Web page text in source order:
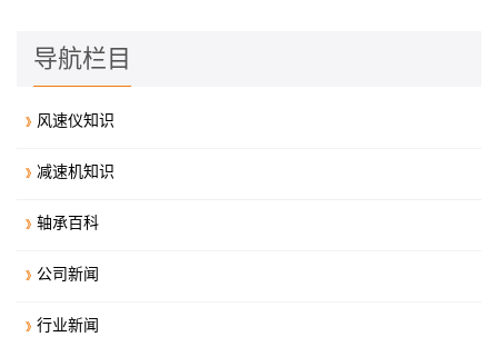
导航栏目
风速仪知识
减速机知识
轴承百科
公司新闻
行业新闻